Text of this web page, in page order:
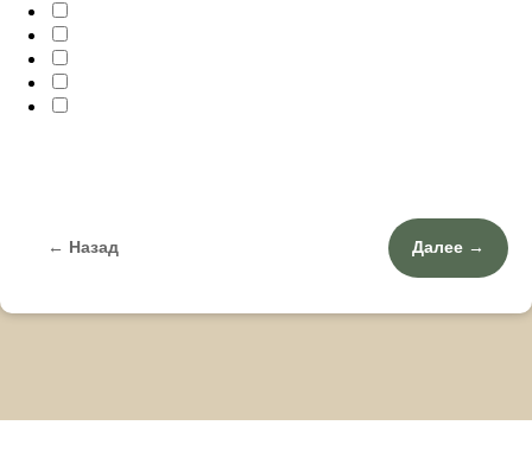
← Назад Далее →